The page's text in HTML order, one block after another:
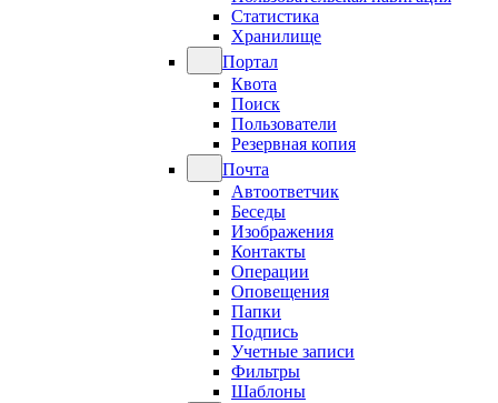
Статистика
Хранилище
Портал
Квота
Поиск
Пользователи
Резервная копия
Почта
Автоответчик
Беседы
Изображения
Контакты
Операции
Оповещения
Папки
Подпись
Учетные записи
Фильтры
Шаблоны